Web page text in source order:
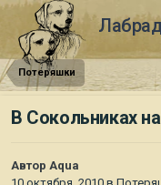
Потеряшки
В Сокольниках
Автор Aqua